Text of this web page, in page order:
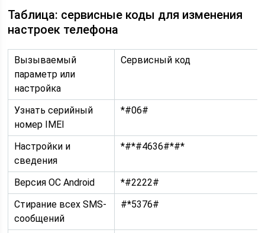
Таблица: сервисные коды для изменения
настроек телефона
Вызываемый
параметр или
настройка
Сервисный код
Узнать серийный
номер IMEI
*#06#
Настройки и
сведения
*#*#4636#*#*
Версия ОС Android
*#2222#
Стирание всех SMS-
сообщений
#*5376#